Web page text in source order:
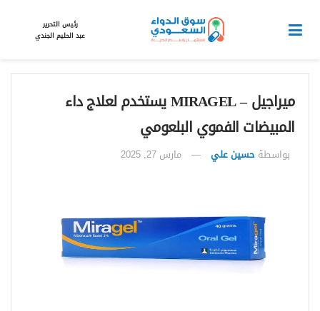
رئيس التحرير
عبد الحليم الجندي
ميراجيل – MIRAGEL يستخدم لعلاج داء
المبيضات الفموي البلعومي
بواسطة حسين علي مارس 27, 2025